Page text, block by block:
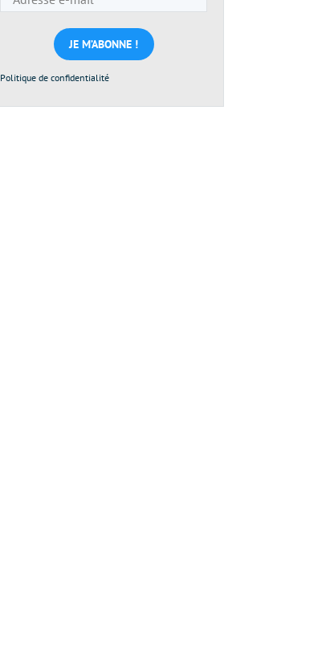
e-
mail
*
Politique de confidentialité